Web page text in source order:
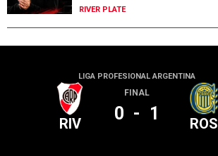
RIVER PLATE
LIGA PROFESIONAL ARGENTINA
RIV
FINAL
0 - 1 ROS